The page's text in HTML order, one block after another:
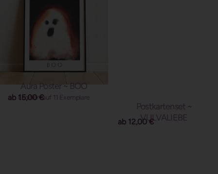
Aura Poster ~ BOO
Limitiert auf 11 Exemplare
ab 15,00€
Postkartenset ~
VULVALIEBE
ab 12,00€